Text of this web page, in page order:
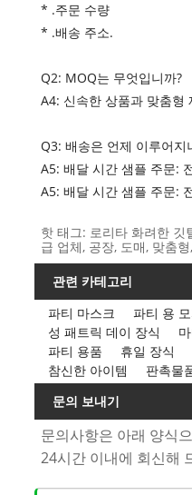
* .주문 수량
* .배송 주소.
Q2: MOQ는 무엇입니까?
A4: 신속한 상품과 맞춤형
Q3: 배송은 언제 이루어지
A5: 배달 시간 샘플 주문:
A5: 배달 시간 샘플 주문:
핫 태그: 로리타 화려한 깃
급 업체, 공장, 도매, 맞춤
관련 카테고리
파티 마스크
파티 용
성 패트릭 데이 장식
파티 용품
휴일 장식
참신한 아이템
판촉물
문의 보내기
문의사항은 아래 양식
24시간 이내에 회신해